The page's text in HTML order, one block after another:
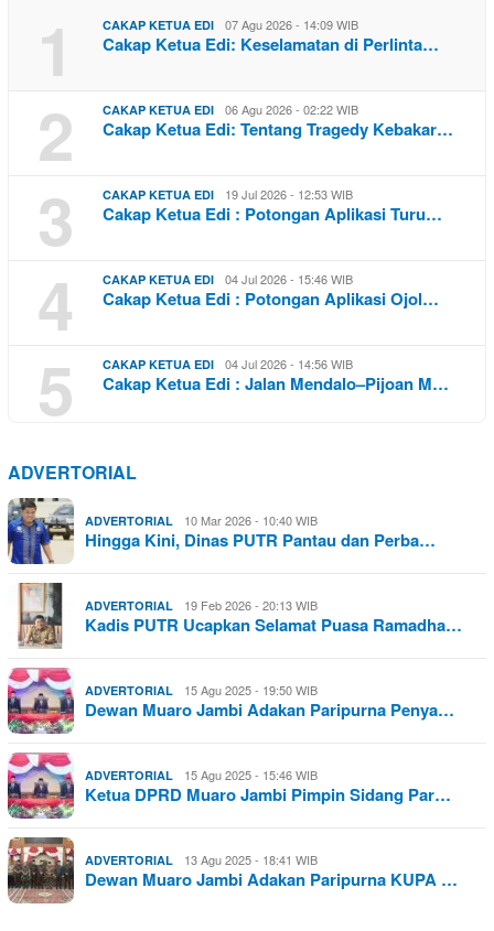
1 CAKAP KETUA EDI 07 Agu 2026 - 14:09 WIB
Cakap Ketua Edi: Keselamatan di Perlinta…
2 CAKAP KETUA EDI 06 Agu 2026 - 02:22 WIB
Cakap Ketua Edi: Tentang Tragedy Kebakar…
3 CAKAP KETUA EDI 19 Jul 2026 - 12:53 WIB
Cakap Ketua Edi : Potongan Aplikasi Turu…
4 CAKAP KETUA EDI 04 Jul 2026 - 15:46 WIB
Cakap Ketua Edi : Potongan Aplikasi Ojol…
5 CAKAP KETUA EDI 04 Jul 2026 - 14:56 WIB
Cakap Ketua Edi : Jalan Mendalo–Pijoan M…
ADVERTORIAL
ADVERTORIAL 10 Mar 2026 - 10:40 WIB
Hingga Kini, Dinas PUTR Pantau dan Perba…
ADVERTORIAL 19 Feb 2026 - 20:13 WIB
Kadis PUTR Ucapkan Selamat Puasa Ramadha…
ADVERTORIAL 15 Agu 2025 - 19:50 WIB
Dewan Muaro Jambi Adakan Paripurna Penya…
ADVERTORIAL 15 Agu 2025 - 15:46 WIB
Ketua DPRD Muaro Jambi Pimpin Sidang Par…
ADVERTORIAL 13 Agu 2025 - 18:41 WIB
Dewan Muaro Jambi Adakan Paripurna KUPA …